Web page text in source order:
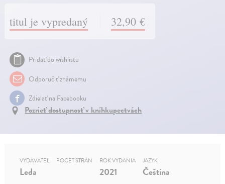
titul je vypredaný 32,90 €
Pridať do wishlistu
Odporučiť známemu
Zdielať na Facebooku
Pozrieť dostupnosť v kníhkupectvách
VYDAVATEĽ
Leda
POČET STRÁN ROK VYDANIA
2021
JAZYK
Čeština